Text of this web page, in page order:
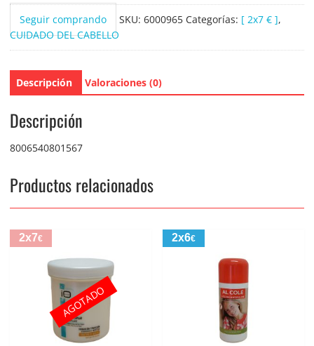
Seguir comprando SKU: 6000965 Categorías: [ 2x7 € ],
CUIDADO DEL CABELLO
Descripción Valoraciones (0)
Descripción
8006540801567
Productos relacionados
2x7€
AGOTADO
2x6€